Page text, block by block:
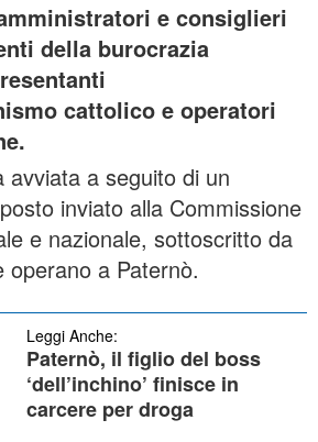
e consiglieri
della burocrazia
cattolico e operatori
avviata a seguito di un
inviato alla Commissione
e nazionale, sottoscritto da
operano a Paternò.
Leggi Anche:
Paternò, il figlio del boss
‘dell’inchino’ finisce in
carcere per droga